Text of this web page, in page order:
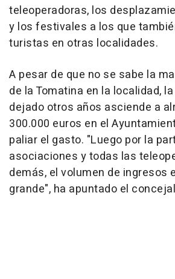
teleoperadoras, los
y los festivales a los que
turistas en otras localidades.
A pesar de que no se sabe la
de la Tomatina en la localidad,
dejado otros años asciende a
300.000 euros en el
paliar el gasto. "Luego por la
asociaciones y todas las
demás, el volumen de ingresos
grande", ha apuntado el